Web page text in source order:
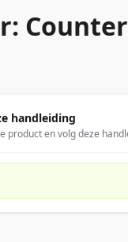
handleiding
product en volg deze